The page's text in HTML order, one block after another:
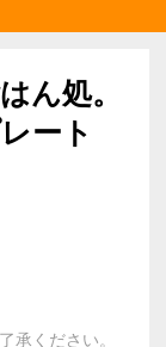
ん処。
ート
承ください。